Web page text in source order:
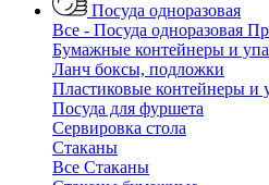
Посуда одноразовая
Все - Посуда одноразовая
Бумажные контейнеры и
Ланч боксы, подложки
Пластиковые контейнеры и
Посуда для фуршета
Сервировка стола
Стаканы
Все Стаканы